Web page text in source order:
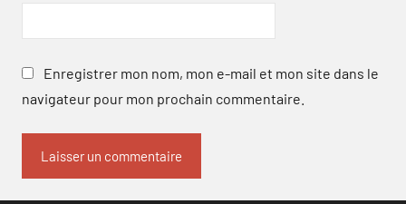
Enregistrer mon nom, mon e-mail et mon site dans le
navigateur pour mon prochain commentaire.